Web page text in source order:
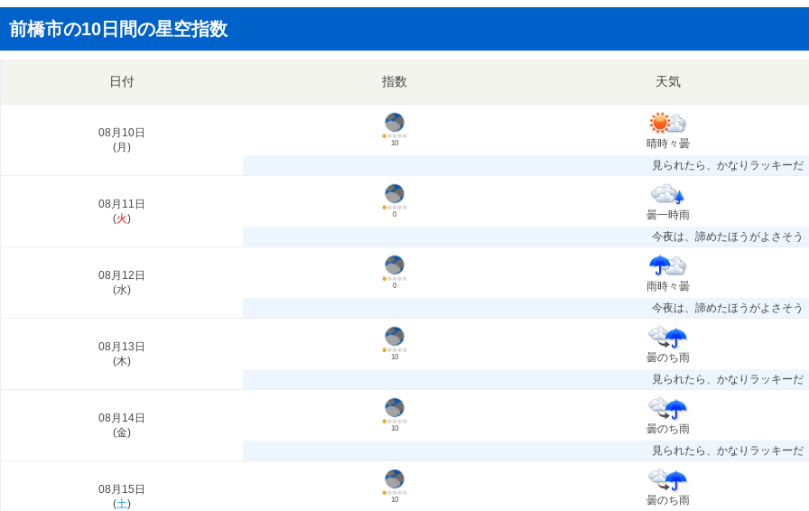
前橋市の10日間の星空指数
日付 指数 天気
08月10日
(月 ) 10
晴時々曇
見られたら、かなりラッキーだ
08月11日
(火) 0
曇一時雨
今夜は、諦めたほうがよさそう
08月12日
(水) 0
雨時々曇
今夜は、諦めたほうがよさそう
08月13日
(木) 10
曇のち雨
見られたら、かなりラッキーだ
08月14日
(金) 10
曇のち雨
見られたら、かなりラッキーだ
08月15日
(土) 10
曇のち雨